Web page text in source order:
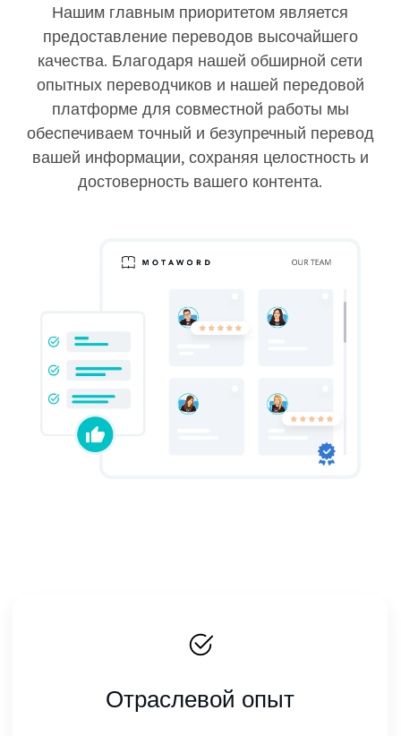
Нашим главным приоритетом является
предоставление переводов высочайшего
качества. Благодаря нашей обширной сети
опытных переводчиков и нашей передовой
платформе для совместной работы мы
обеспечиваем точный и безупречный перевод
вашей информации, сохраняя целостность и
достоверность вашего контента.
Отраслевой опыт